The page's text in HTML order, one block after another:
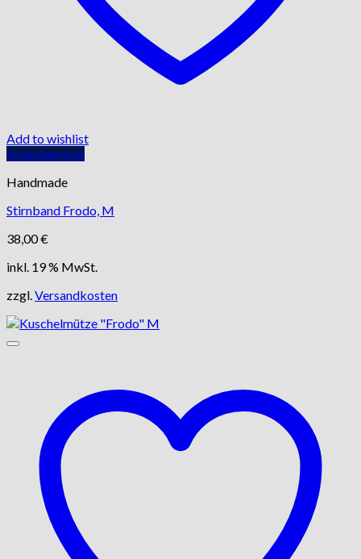
Add to wishlist
Schnellansicht
Handmade
Stirnband Frodo, M
38,00€
inkl. 19 % MwSt.
zzgl.Versandkosten